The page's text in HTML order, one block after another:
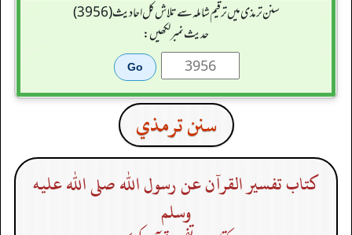
سنن ترمذی میں ترقیم شاملہ سے تلاش کل احادیث (3956)
حدیث نمبر لکھیں:
سنن ترمذي
كتاب تفسير القرآن عن رسول الله صلى الله عليه
وسلم